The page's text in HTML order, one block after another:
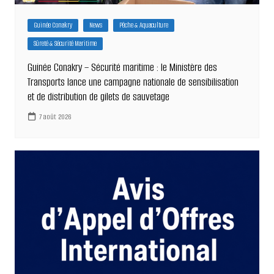
Guinée Conakry News
Pêche & Aquaculture
Sûreté & Sécurité Maritime
Guinée Conakry – Sécurité maritime : le Ministère des
Transports lance une campagne nationale de sensibilisation
et de distribution de gilets de sauvetage
7 août 2026